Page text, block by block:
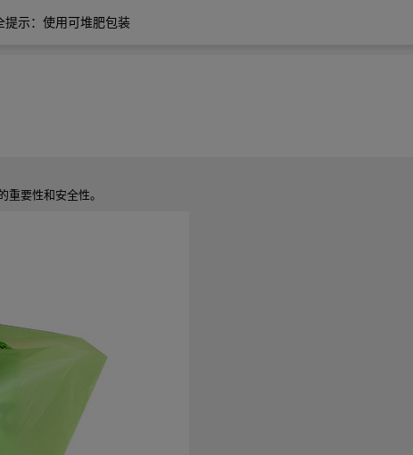
提示：使用可堆肥包装
要性和安全性。